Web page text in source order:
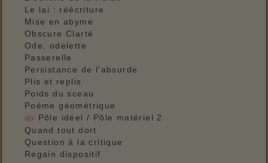
Le lai : réécriture
Mise en abyme
Obscure Clarté
Ode, odelette
Passerelle
Persistance de l'absurde
Plis et replis
Poids du sceau
Poème géométrique
Pôle idéel / Pôle matériel 2
Quand tout dort
Question à la critique
Regain dispositif